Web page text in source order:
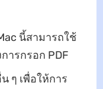
นี้สามารถใช้
ารกรอก PDF
ๆ เพื่อให้การ